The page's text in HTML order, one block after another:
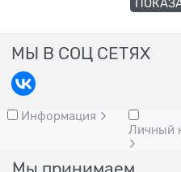
МЫ В СОЦ СЕТЯХ
Информация
Личный